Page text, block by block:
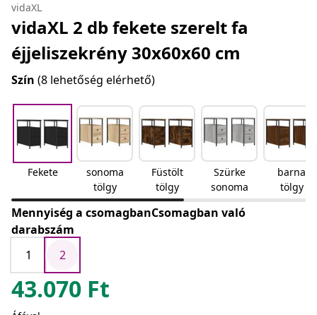
vidaXL
vidaXL 2 db fekete szerelt fa
éjjeliszekrény 30x60x60 cm
Szín (8 lehetőség elérhető)
Fekete
sonoma
tölgy
Füstölt
tölgy
Szürke
sonoma
barna
tölgy
Mennyiség a csomagbanCsomagban való
darabszám
1
2
43.070 Ft